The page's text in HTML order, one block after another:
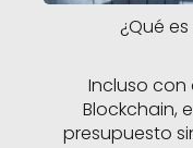
¿Qué
Incluso con
Blockchain,
presupuesto